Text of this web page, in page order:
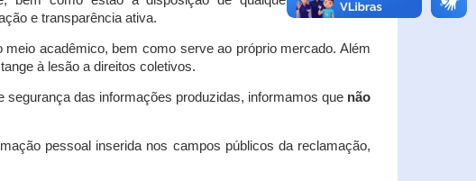
e transparência ativa.
acadêmico, bem como serve ao próprio mercado. Além
à lesão a direitos coletivos.
das informações produzidas, informamos que não
pessoal inserida nos campos públicos da reclamação,